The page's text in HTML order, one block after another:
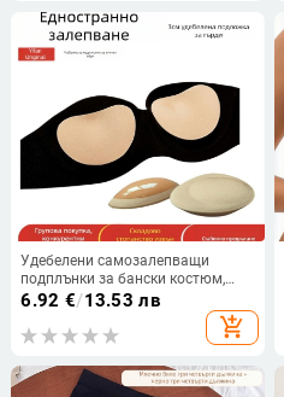
Удебелени самозалепващи
подплънки за бански костюм,
силиконови вложки за чаши,
6.92 €/13.53 лв
add_shopping_cart